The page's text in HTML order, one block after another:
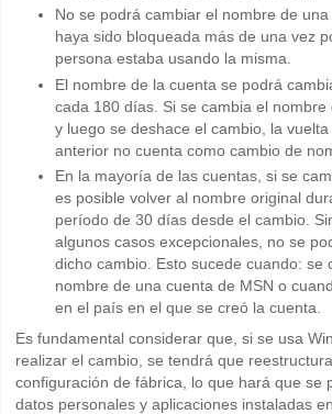
No se podrá cambiar el nombre de
haya sido bloqueada más de una vez
persona estaba usando la misma.
El nombre de la cuenta se podrá
cada 180 días. Si se cambia el nombre
y luego se deshace el cambio, la
anterior no cuenta como cambio de
En la mayoría de las cuentas, si se
es posible volver al nombre original
período de 30 días desde el cambio.
algunos casos excepcionales, no se
dicho cambio. Esto sucede cuando: se
nombre de una cuenta de MSN o
en el país en el que se creó la cuenta.
Es fundamental considerar que, si se usa
realizar el cambio, se tendrá que
configuración de fábrica, lo que hará que se
datos personales y aplicaciones instaladas